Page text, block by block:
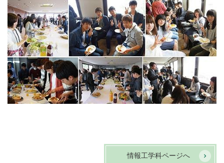
情報工学科ページへ